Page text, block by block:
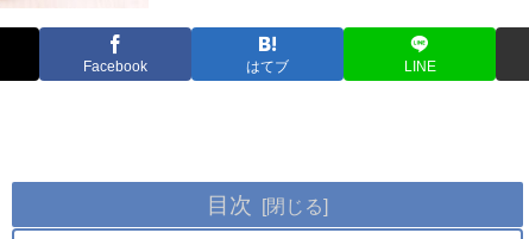
Facebook はてブ LINE
目次